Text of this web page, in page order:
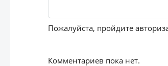
Пожалуйста, пройдите
Комментариев пока нет.